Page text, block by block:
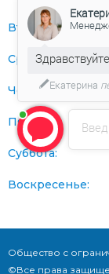
Вторник:
Среда:
Четверг:
Пятница:
Суббота:
Воскресенье:
Общество с
©Все права
Екатерина